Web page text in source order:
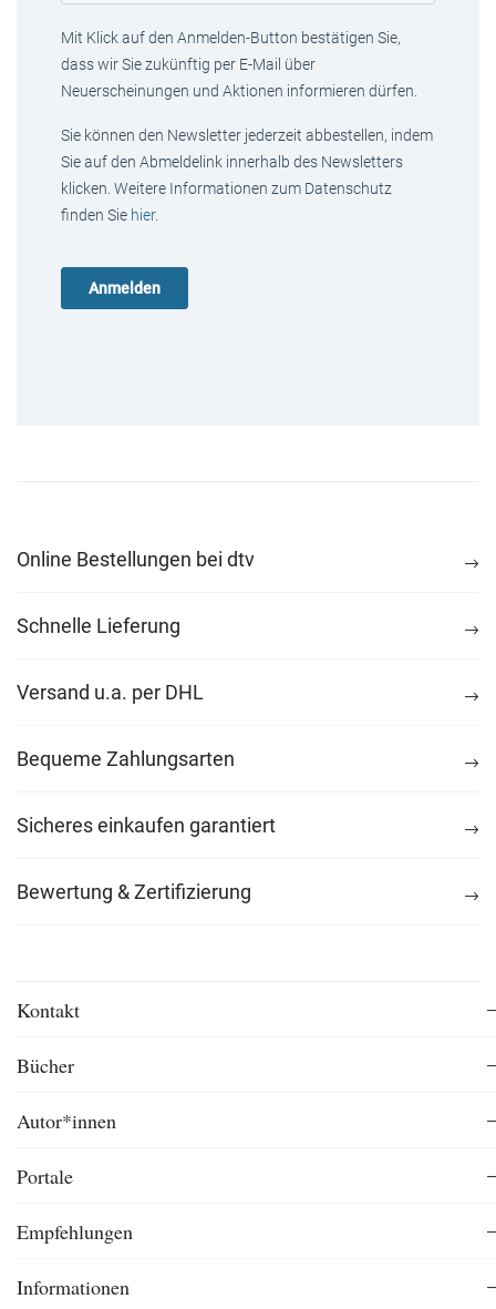
Mit Klick auf den Anmelden-Button bestätigen Sie,
dass wir Sie zukünftig per E-Mail über
Neuerscheinungen und Aktionen informieren dürfen.
Sie können den Newsletter jederzeit abbestellen, indem
Sie auf den Abmeldelink innerhalb des Newsletters
klicken. Weitere Informationen zum Datenschutz
finden Sie hier.
Online Bestellungen bei dtv
Schnelle Lieferung
Versand u.a. per DHL
Bequeme Zahlungsarten
Sicheres einkaufen garantiert
Bewertung & Zertifizierung
Kontakt
Bücher
Autor*innen
Portale
Empfehlungen
Informationen